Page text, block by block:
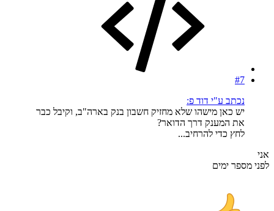
#7
נכתב ע"י דוד פ:
יש כאן מישהו שלא מחזיק חשבון בנק בארה"ב, וקיבל כבר
את המענק דרך הדואר?
לחץ כדי להרחיב...
אני
לפני מספר ימים